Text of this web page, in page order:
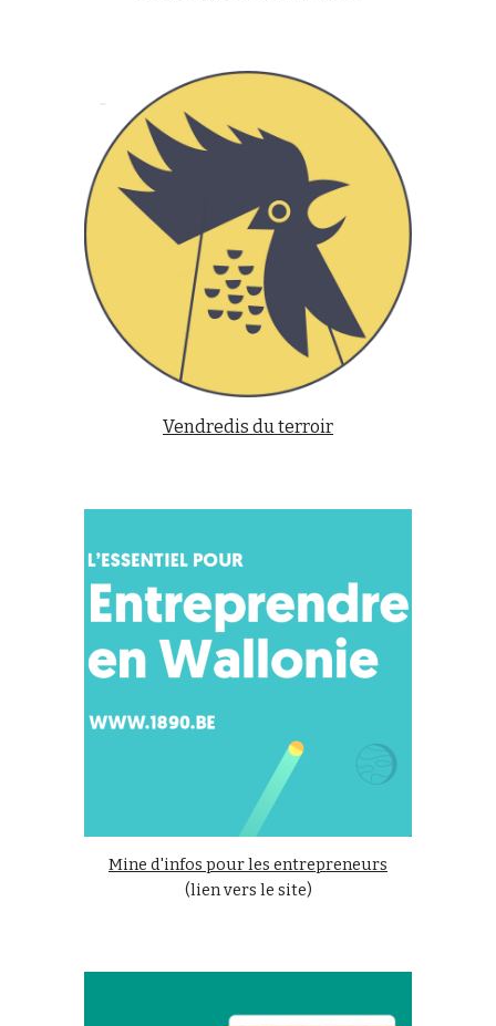
Vendredis du terroir
Mine d'infos pour les entrepreneurs
(lien vers le site)